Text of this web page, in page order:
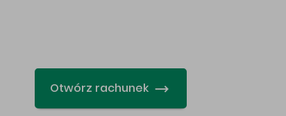
Otwórz rachunek